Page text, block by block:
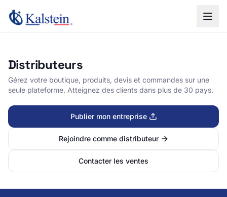
Distributeurs
Gérez votre boutique, produits, devis et commandes sur une
seule plateforme. Atteignez des clients dans plus de 30 pays.
Publier mon entreprise
Rejoindre comme distributeur
Contacter les ventes